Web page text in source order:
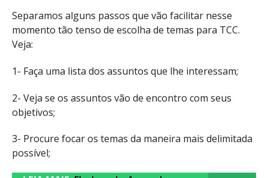
Separamos alguns passos que vão facilitar nesse
momento tão tenso de escolha de temas para TCC.
Veja:
1- Faça uma lista dos assuntos que lhe interessam;
2- Veja se os assuntos vão de encontro com seus
objetivos;
3- Procure focar os temas da maneira mais delimitada
possível;